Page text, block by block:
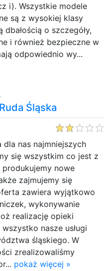
i). Wszystkie modele
są z wysokiej klasy
o szczegóły,
i również bezpieczne w
odpowiednio wy...
Śląska
dla nas najmniejszych
się wszystkim co jest z
nowe
zajmujemy się
zawiera wyjątkowo
wykonywanie
realizację opieki
nasze usługi
śląskiego. W
zrealizowaliśmy
pokaż więcej »